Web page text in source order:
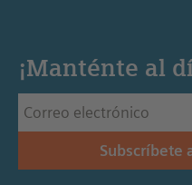
¡Manténte al
Subscríbete